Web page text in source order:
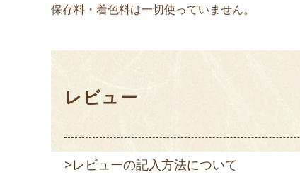
保存料・着色料は一切使っていません。
レビュー
>レビューの記入方法について